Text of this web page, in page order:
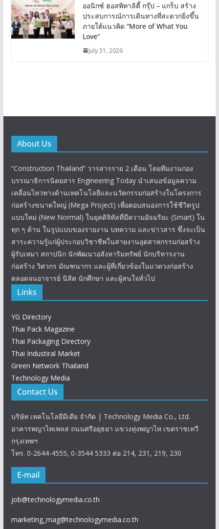
ออนิกซ์ ฮอสพิทาลิตี้ กรุ๊ป – แกร็บ สร้าง
ประสบการณ์การเดินทางที่สะดวกยิ่งขึ้น
ภายใต้แนวคิด “More of What You
Love”
July 31, 2026
About Us
“Construction Thailand” วารสารราย 2 เดือน โดยทีมงานกอง
บรรณาธิการนิตยสาร Engineering Today นำเสนอข้อมูลความ
เคลื่อนไหวทางด้านเทคโนโลยีและนวัตกรรมก่อสร้างในโครงการ
ก่อสร้างขนาดใหญ่ (Mega Project) เพื่อตอบสนองการใช้ชีวิตรูป
แบบใหม่ (New Normal) ในยุคดิจิทัลที่มีความอัจฉริยะ (Smart) ใน
ทุก ๆ ด้าน ในรูปแบบของรายงาน บทความ และข่าวสาร ซึ่งจะเป็น
สาระความรู้แก่ผู้ประกอบวิชาชีพในสายงานอุตสาหกรรมก่อสร้าง
ผู้รับเหมา สถาปนิก นักพัฒนาอสังหาริมทรัพย์ นักบริหารงาน
ก่อสร้าง วิศวกร มัณฑนากร และผู้ที่เกี่ยวข้องในแวดวงก่อสร้าง
ตลอดจนอาจารย์ นิสิต นักศึกษา และผู้สนใจทั่วไป
Links
YG Directory
Thai Pack Magazine
Thai Packaging Directory
Thai Industiral Market
Green Network Thailand
Technology Media
Contact Us
บริษัท เทคโนโลยีมีเดีย จำกัด | Technology Media Co., Ltd.
อาคารพญาไทเพลส ถนนศรีอยุธยา แขวงทุ่งพญาไท เขตราชเทวี
กรุงเทพฯ
โทร. 0-2644-4555, 0-3544 5333 ต่อ 214, 231, 219, 230
E-mail
job@technologymedia.co.th
marketing_mag@technologymedia.co.th